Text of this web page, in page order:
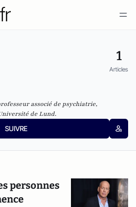
1
Articles
associé de psychiatrie,
de Lund.
SUIVRE
personnes